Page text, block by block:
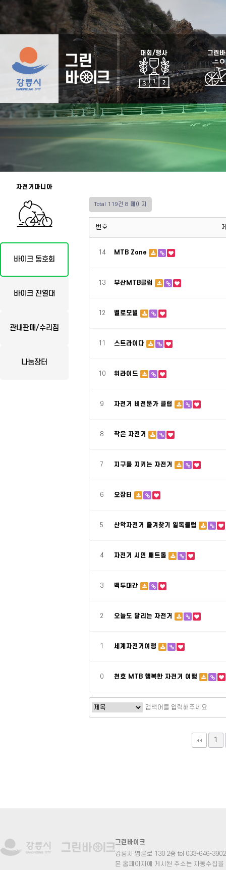
대회/행사 그린
자전거마니아
바이크 동호회
바이크 진열대
관내판매/수리점
나눔장터
Total 119건 8 페이지
번호
14 MTB Zone
13 부산MTB클럽
12 벨로모빌
11 스트라이다
10 위라이드
9 자전거 비전문가 클럽
8 작은 자전거
7 지구를 지키는 자전거
6 오장터
5 산악자전거 즐겨찾기 일독클럽
4 자전거 시민 패트롤
3 백두대간
2 오늘도 달리는 자전거
1 세계자전거여행
0 천호 MTB 행복한 자전거 여행
1
그린바이크
강릉시 명륜로 130 2층 tel 033-646-
본 홈페이지에 게시된 주소는 자동수집